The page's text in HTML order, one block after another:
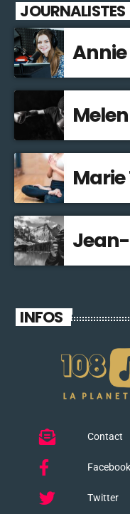
JOURNALISTES
Marie
INFOS
Contact
Facebook
Twitter